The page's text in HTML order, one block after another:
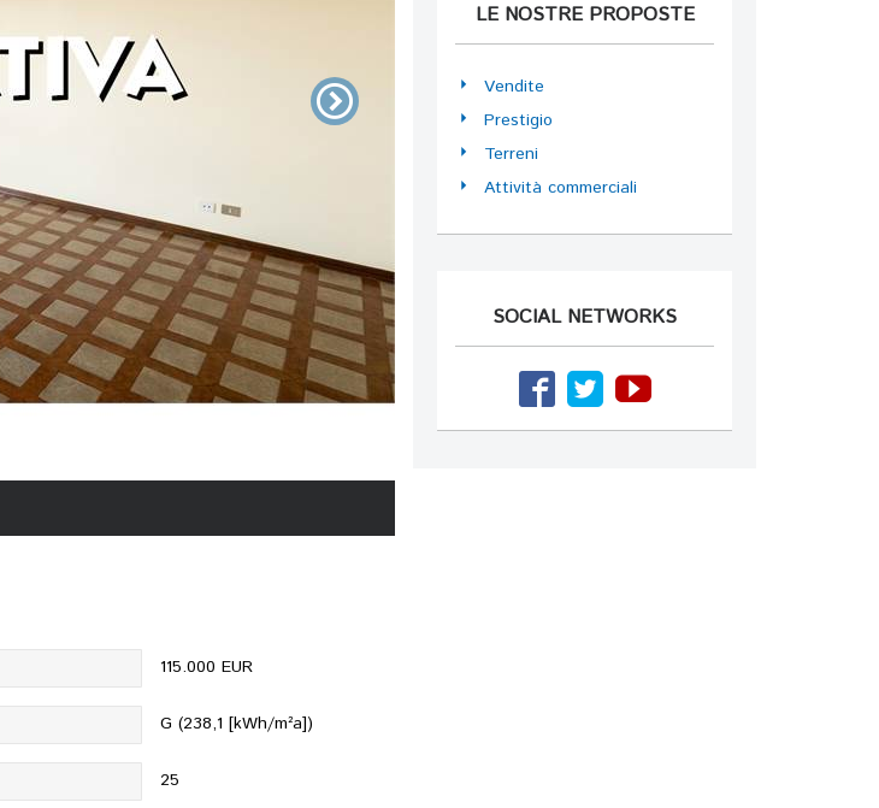
115.000 EUR
G (238,1 [kWh/m²a])
25
LE NOSTRE PROPOSTE
Vendite
Prestigio
Terreni
Attività commerciali
SOCIAL NETWORKS